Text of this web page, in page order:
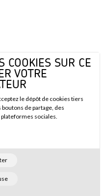
COOKIES SUR CE
VOTRE
le dépôt de cookies tiers
de partage, des
sociales.